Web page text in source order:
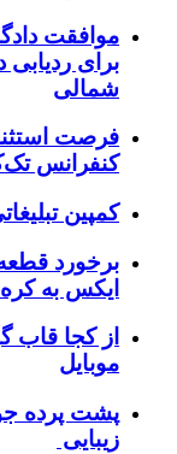
موافقت
شمالی
کنفرانس
کمپین
ایکس به
از کجا قاب
موبایل
پشت پرده
زیبایی